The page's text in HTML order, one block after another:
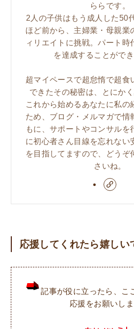
ららです。
2人の子供はもう成人した50
ほど前から、主婦業・母親業
ィリエイトに挑戦。パート時
を達成することができ
超マイペースで超怠惰で超食
できたその秘密は、とにか
これから始めるあなたに私の
ため、ブログ・メルマガで情
もに、サポートやコンサルを
に初心者さん目線を忘れない
を目指してますので、どうぞ
さいね。
応援してくれたら嬉しい
記事が役に立ったら、こ
応援をお願いしま